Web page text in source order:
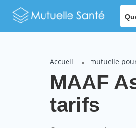
Accueil mutuelle
MAAF
tarifs